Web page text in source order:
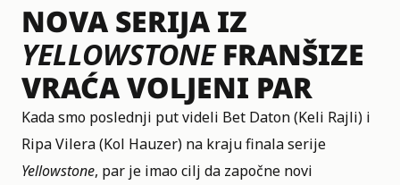
NOVA SERIJA IZ
YELLOWSTONEFRANŠIZE
VRAĆA VOLJENI PAR
Kada smo poslednji put videli Bet Daton (Keli Rajli) i
Ripa Vilera (Kol Hauzer) na kraju finala serije
Yellowstone, par je imao cilj da započne novi